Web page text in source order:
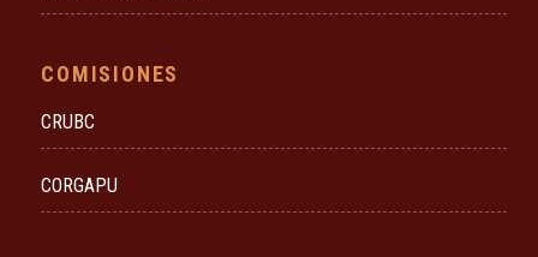
COMISIONES
CRUBC
CORGAPU